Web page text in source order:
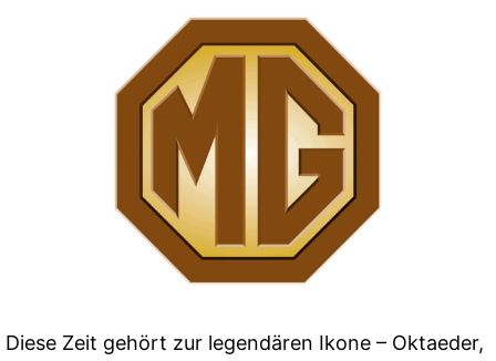
Diese Zeit gehört zur legendären Ikone – Oktaeder,